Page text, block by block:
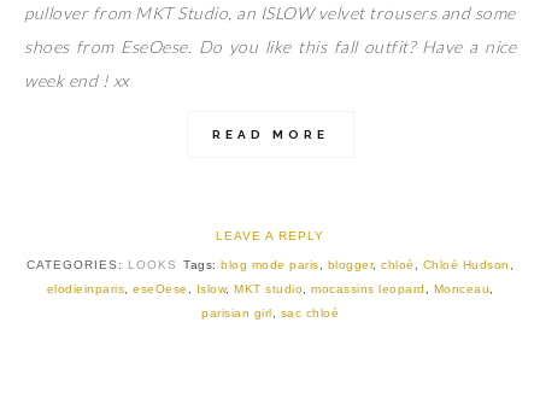
pullover from MKT Studio, an ISLOW velvet trousers and some
shoes from EseOese. Do you like this fall outfit? Have a nice
week end ! xx
READ MORE
LEAVE A REPLY
CATEGORIES: LOOKS Tags: blog mode paris blogger, chloé Chloé Hudson
elodieinparis
eseOese Islow, MKT studio mocassins leopard Monceau
parisian girl
sac chloé